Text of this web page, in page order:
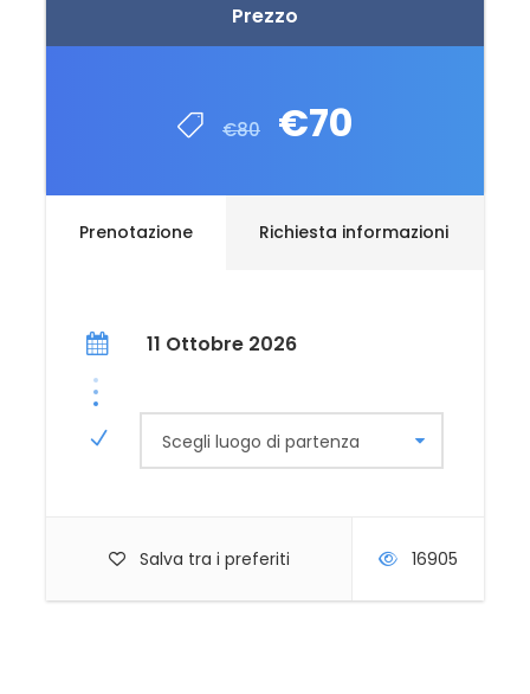
Prezzo
€80 €70
Prenotazione Richiesta informazioni
11 Ottobre 2026
Scegli luogo di partenza
Salva tra i preferiti 16905